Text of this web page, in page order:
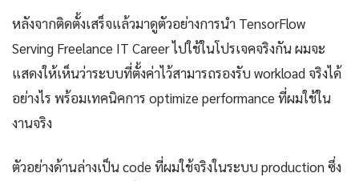
หลังจากติดตั้งเสร็จแล้วมาดูตัวอย่างการนำ TensorFlow
Serving Freelance IT Career ไปใช้ในโปรเจคจริงกัน ผมจะ
แสดงให้เห็นว่าระบบที่ตั้งค่าไว้สามารถรองรับ workload จริงได้
อย่างไร พร้อมเทคนิคการ optimize performance ที่ผมใช้ใน
งานจริง
ตัวอย่างด้านล่างเป็น code ที่ผมใช้จริงในระบบ production ซึ่ง